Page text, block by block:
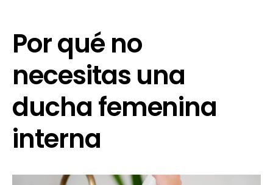
Por qué no
necesitas una
ducha femenina
interna